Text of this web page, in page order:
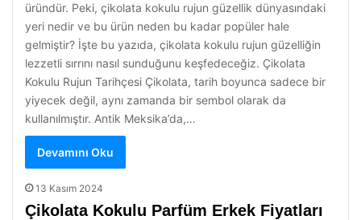
üründür. Peki, çikolata kokulu rujun güzellik dünyasındaki
yeri nedir ve bu ürün neden bu kadar popüler hale
gelmiştir? İşte bu yazıda, çikolata kokulu rujun güzelliğin
lezzetli sırrını nasıl sunduğunu keşfedeceğiz. Çikolata
Kokulu Rujun Tarihçesi Çikolata, tarih boyunca sadece bir
yiyecek değil, aynı zamanda bir sembol olarak da
kullanılmıştır. Antik Meksika’da,…
Devamını Oku
13 Kasım 2024
Çikolata Kokulu Parfüm Erkek Fiyatları